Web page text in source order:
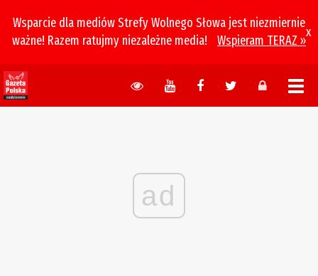
Wsparcie dla mediów Strefy Wolnego Słowa jest niezmiernie
ważne! Razem ratujmy niezależne media!
Wspieram TERAZ »
x
ad